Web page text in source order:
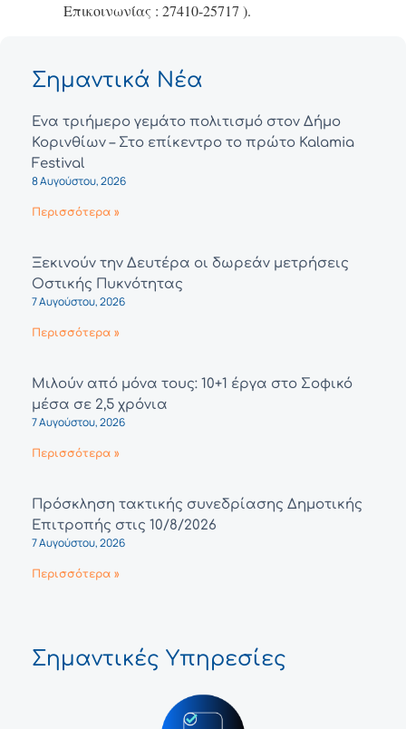
Επικοινωνίας : 27410-25717 ).
Σημαντικά Νέα
Ένα τριήμερο γεμάτο πολιτισμό στον Δήμο
Κορινθίων – Στο επίκεντρο το πρώτο Kalamia
Festival
8 Αυγούστου, 2026
Περισσότερα »
Ξεκινούν την Δευτέρα οι δωρεάν μετρήσεις
Οστικής Πυκνότητας
7 Αυγούστου, 2026
Περισσότερα »
Μιλούν από μόνα τους: 10+1 έργα στο Σοφικό
μέσα σε 2,5 χρόνια
7 Αυγούστου, 2026
Περισσότερα »
Πρόσκληση τακτικής συνεδρίασης Δημοτικής
Επιτροπής στις 10/8/2026
7 Αυγούστου, 2026
Περισσότερα »
Σημαντικές Υπηρεσίες